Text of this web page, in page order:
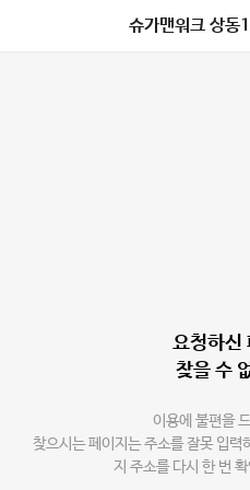
슈가맨워크 상동
요청하신
찾을 수
이용에 불편을
찾으시는 페이지는 주소를 잘못 입력
지 주소를 다시 한 번